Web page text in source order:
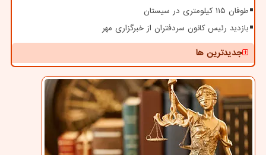
طوفان ۱۱۵ کیلومتری در سیستان
بازدید رئیس کانون سردفتران از خبرگزاری مهر
جدیدترین ها